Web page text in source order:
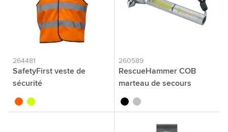
264481
SafetyFirst veste de
sécurité
orange fluo
jaune fluo
260589
RescueHammer COB
marteau de secours
noir argenté